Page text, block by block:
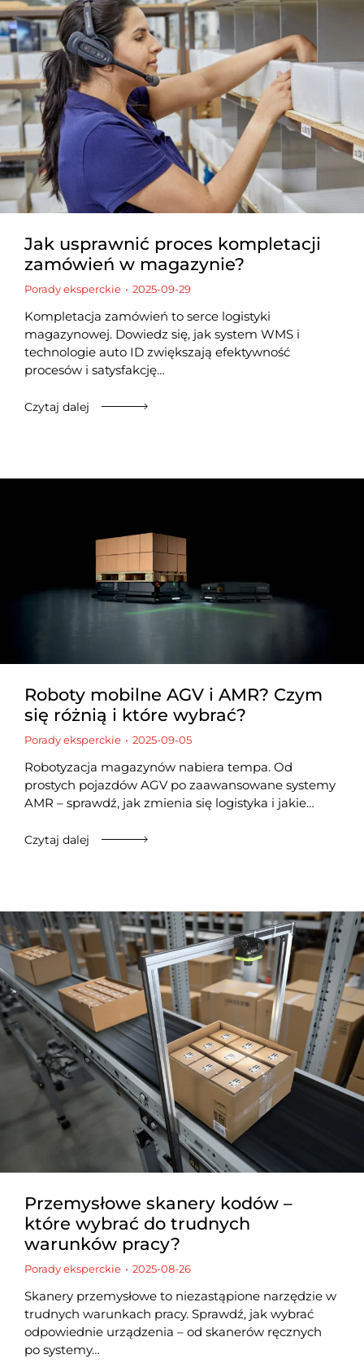
Jak usprawnić proces kompletacji
zamówień w magazynie?
Porady eksperckie 2025-09-29
Kompletacja zamówień to serce logistyki
magazynowej. Dowiedz się, jak system WMS i
technologie auto ID zwiększają efektywność
procesów i satysfakcję…
Czytaj dalej
Roboty mobilne AGV i AMR? Czym
się różnią i które wybrać?
Porady eksperckie 2025-09-05
Robotyzacja magazynów nabiera tempa. Od
prostych pojazdów AGV po zaawansowane systemy
AMR – sprawdź, jak zmienia się logistyka i jakie…
Czytaj dalej
Przemysłowe skanery kodów –
które wybrać do trudnych
warunków pracy?
Porady eksperckie 2025-08-26
Skanery przemysłowe to niezastąpione narzędzie w
trudnych warunkach pracy. Sprawdź, jak wybrać
odpowiednie urządzenia – od skanerów ręcznych
po systemy…